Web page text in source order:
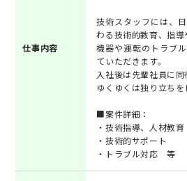
仕事内容
技術スタッフには、
わる技術的教育、指導
機器や運転のトラブ
ていただきます。
入社後は先輩社員に同
ゆくゆくは独り立ちを
■案件詳細：
・技術指導、人材教育
・技術的サポート
・トラブル対応 等